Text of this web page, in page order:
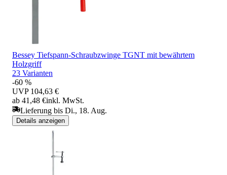
Bessey Tiefspann-Schraubzwinge TGNT mit bewährtem
Holzgriff
23 Varianten
-60 %
UVP 104,63 €
ab 41,48 €inkl. MwSt.
Lieferung bis Di., 18. Aug.
Details anzeigen